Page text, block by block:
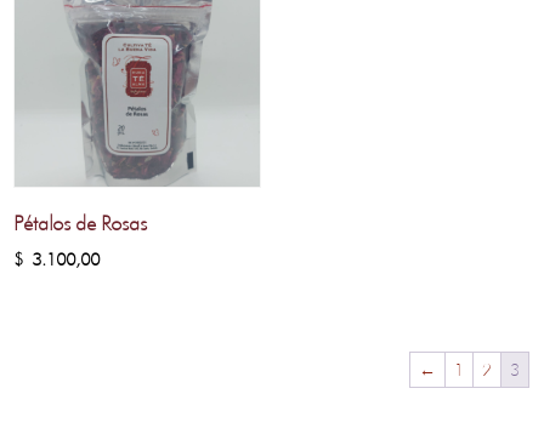
Pétalos de Rosas
$ 3.100,00
← 1 2 3